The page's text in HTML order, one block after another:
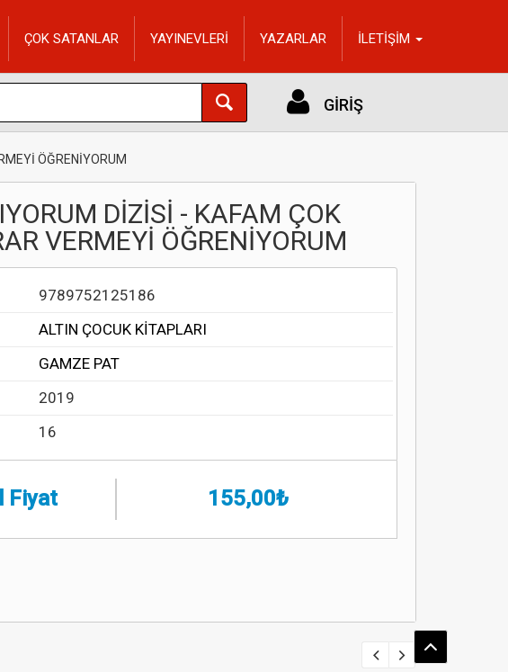
ÇOK SATANLAR YAYINEVLERİ YAZARLAR İLETİŞİM
GİRİŞ
ÖĞRENİYORUM
DİZİSİ - KAFAM ÇOK
VERMEYİ ÖĞRENİYORUM
9789752125186
ALTIN ÇOCUK KİTAPLARI
GAMZE PAT
2019
16
Fiyat 155,00₺